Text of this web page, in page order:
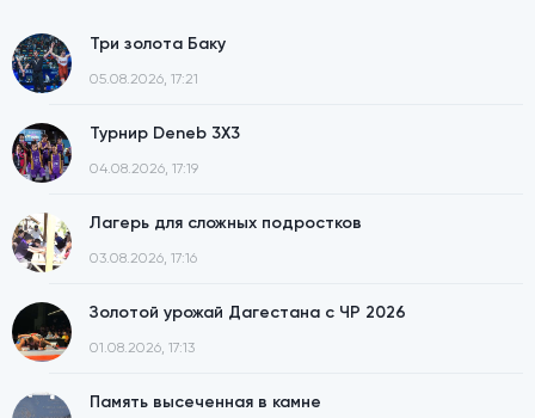
Три золота Баку
05.08.2026, 17:21
Турнир Deneb 3X3
04.08.2026, 17:19
Лагерь для сложных подростков
03.08.2026, 17:16
Золотой урожай Дагестана с ЧР 2026
01.08.2026, 17:13
Память высеченная в камне